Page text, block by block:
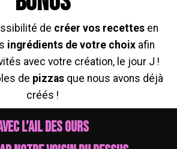
de créer vos recettes en
ingrédients de votre choix afin
avec votre création, le jour J !
de pizzasque nous avons déjà
créés !
l’ail des ours